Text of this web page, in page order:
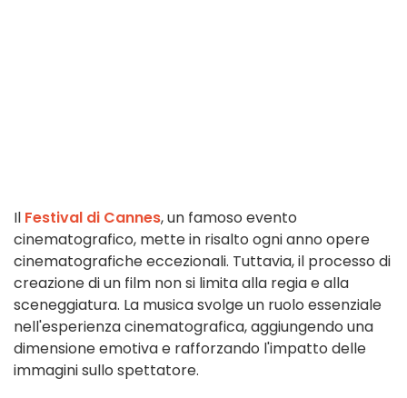
Il Festival di Cannes, un famoso evento
cinematografico, mette in risalto ogni anno opere
cinematografiche eccezionali. Tuttavia, il processo di
creazione di un film non si limita alla regia e alla
sceneggiatura. La musica svolge un ruolo essenziale
nell'esperienza cinematografica, aggiungendo una
dimensione emotiva e rafforzando l'impatto delle
immagini sullo spettatore.